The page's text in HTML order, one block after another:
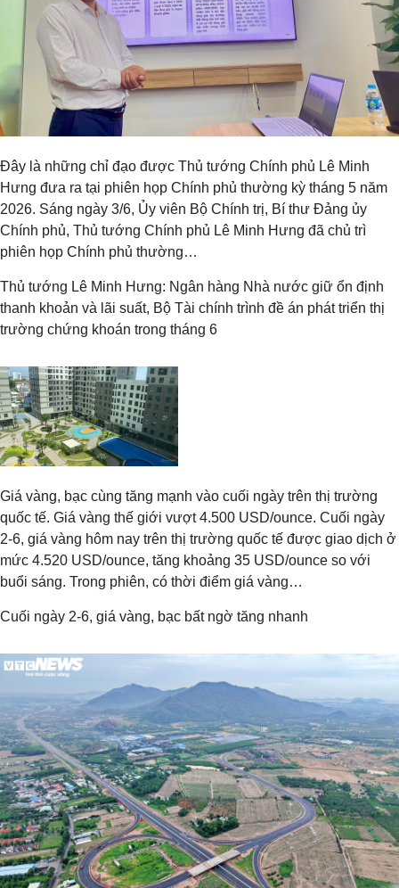
Đây là những chỉ đạo được Thủ tướng Chính phủ Lê Minh
Hưng đưa ra tại phiên họp Chính phủ thường kỳ tháng 5 năm
2026. Sáng ngày 3/6, Ủy viên Bộ Chính trị, Bí thư Đảng ủy
Chính phủ, Thủ tướng Chính phủ Lê Minh Hưng đã chủ trì
phiên họp Chính phủ thường…
Thủ tướng Lê Minh Hưng: Ngân hàng Nhà nước giữ ổn định
thanh khoản và lãi suất, Bộ Tài chính trình đề án phát triển thị
trường chứng khoán trong tháng 6
Giá vàng, bạc cùng tăng mạnh vào cuối ngày trên thị trường
quốc tế. Giá vàng thế giới vượt 4.500 USD/ounce. Cuối ngày
2-6, giá vàng hôm nay trên thị trường quốc tế được giao dịch ở
mức 4.520 USD/ounce, tăng khoảng 35 USD/ounce so với
buổi sáng. Trong phiên, có thời điểm giá vàng…
Cuối ngày 2-6, giá vàng, bạc bất ngờ tăng nhanh